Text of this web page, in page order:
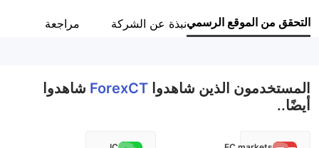
اسم الشركة
التحقق من الموقع الرسمينبذة عن الشركة مراجعة
المستخدمون الذين شاهدوا ForexCT شاهدوا
أيضًا..